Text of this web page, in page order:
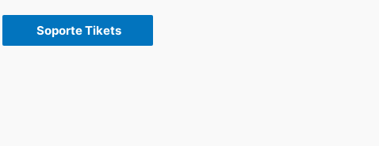
Soporte Tikets